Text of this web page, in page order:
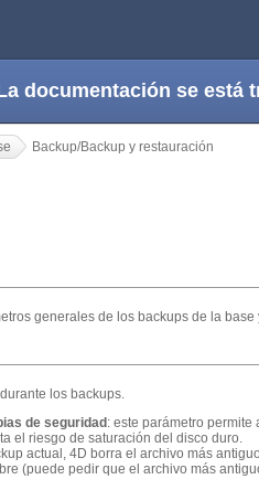
documentación se está
Backup/Backup y restauración
generales de los backups de la
los backups.
de seguridad: este parámetro
el riesgo de saturación del disco duro.
actual, 4D borra el archivo más
(puede pedir que el archivo más